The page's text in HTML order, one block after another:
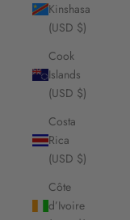
Kinshasa
(USD $)
Cook
Islands
(USD $)
Costa
Rica
(USD $)
Côte
d’Ivoire